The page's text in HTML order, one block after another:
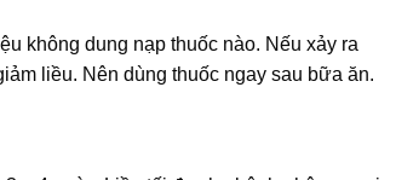
không dung nạp thuốc nào. Nếu xảy ra
liều. Nên dùng thuốc ngay sau bữa ăn.